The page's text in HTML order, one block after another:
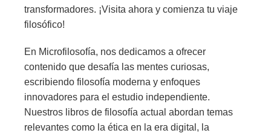
transformadores. ¡Visita ahora y comienza tu viaje
filosófico!
En Microfilosofía, nos dedicamos a ofrecer
contenido que desafía las mentes curiosas,
escribiendo filosofía moderna y enfoques
innovadores para el estudio independiente.
Nuestros libros de filosofía actual abordan temas
relevantes como la ética en la era digital, la